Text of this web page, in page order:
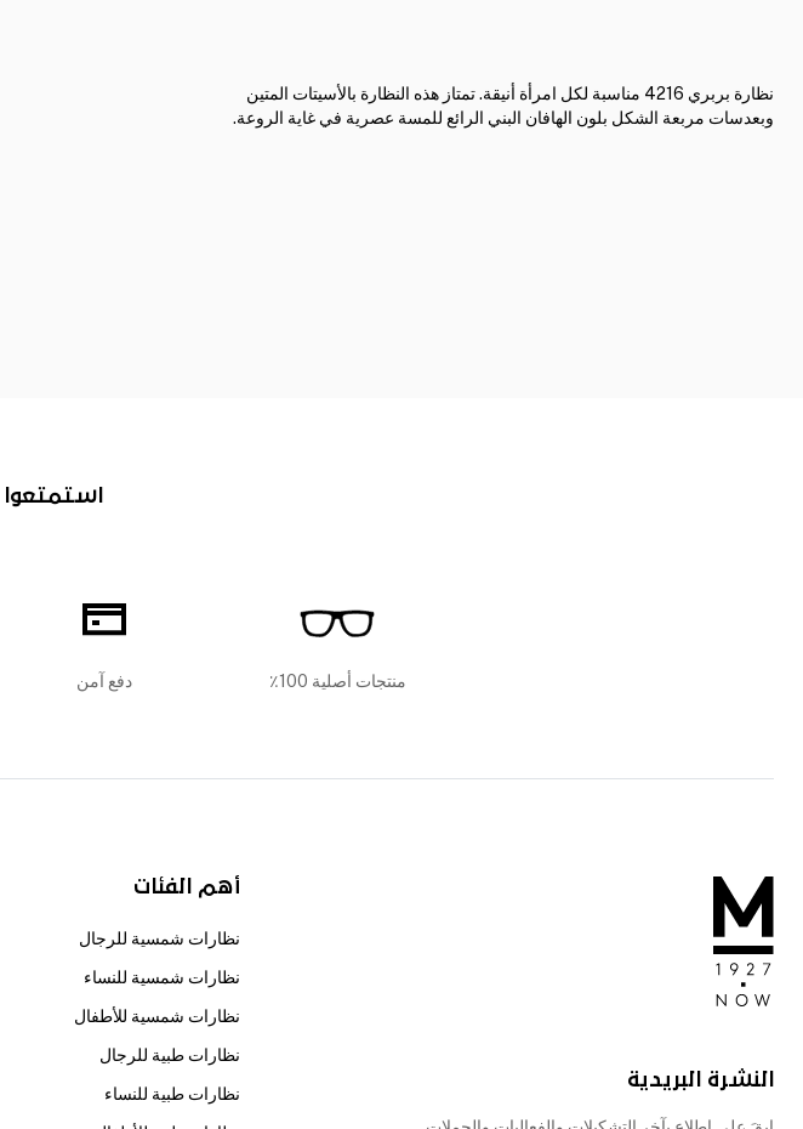
نظارة بربري 4216 مناسبة لكل امرأة أنيقة. تمتاز هذه النظارة بالأسيتات المتين
وبعدسات مربعة الشكل بلون الهافان البني الرائع للمسة عصرية في غاية الروعة.
استمتعوا
منتجات أصلية 100٪ دفع آمن
النشرة البريدية
أهم الفئات
نظارات شمسية للرجال
نظارات شمسية للنساء
نظارات شمسية للأطفال
نظارات طبية للرجال
نظارات طبية للنساء